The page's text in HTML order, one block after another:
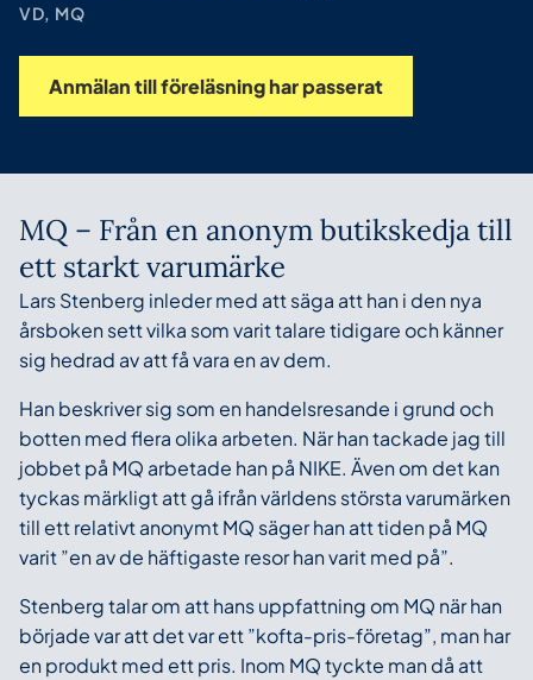
VD, MQ
Anmälan till föreläsning har passerat
MQ – Från en anonym butikskedja till
ett starkt varumärke
Lars Stenberg inleder med att säga att han i den nya
årsboken sett vilka som varit talare tidigare och känner
sig hedrad av att få vara en av dem.
Han beskriver sig som en handelsresande i grund och
botten med flera olika arbeten. När han tackade jag till
jobbet på MQ arbetade han på NIKE. Även om det kan
tyckas märkligt att gå ifrån världens största varumärken
till ett relativt anonymt MQ säger han att tiden på MQ
varit ”en av de häftigaste resor han varit med på”.
Stenberg talar om att hans uppfattning om MQ när han
började var att det var ett ”kofta-pris-företag”, man har
en produkt med ett pris. Inom MQ tyckte man då att